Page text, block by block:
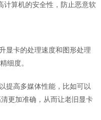
计算机的安全性，防止恶意软
显卡的处理速度和图形处理
细度。
提高多媒体性能，比如可以
更加准确，从而让老旧显卡